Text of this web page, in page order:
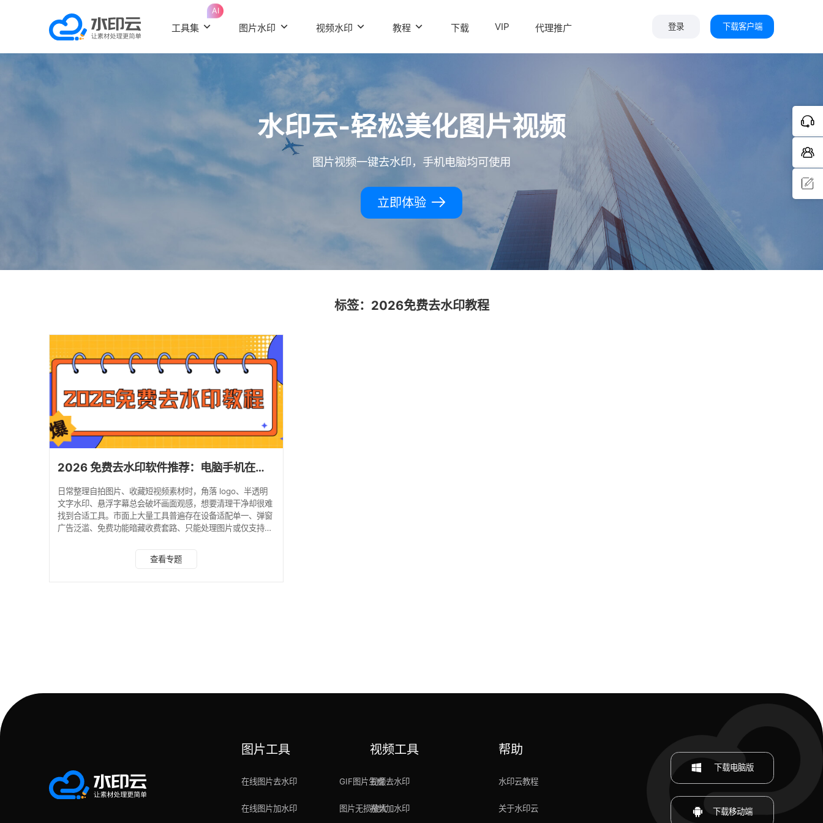
工具集
AI
图片水印 视频水印 教程 下载 VIP 代理推广 登录 下载客户端
水印云-轻松美化图片视频
图片视频一键去水印，手机电脑均可使用
立即体验
标签：2026免费去水印教程
2026 免费去水印软件推荐：电脑手机在线工具保姆级教程！
日常整理自拍图片、收藏短视频素材时，角落 logo、半透明
文字水印、悬浮字幕总会破坏画面观感，想要清理干净却很难
找到合适工具。市面上大量工具普遍存在设备适配单一、弹窗
广告泛滥、免费功能暗藏收费套路、只能处理图片或仅支持视
序 / 电脑软件三大板块分类，每一款都附上详细操作步骤、适
查看专题
图片工具
在线图片去水印
在线图片加水印
GIF图片生成
图片无损放大
视频工具
视频去水印
视频加水印
帮助
水印云教程
关于水印云
下载电脑版
下载移动端